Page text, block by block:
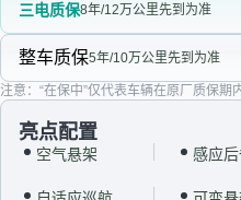
三电质保8年/12万公里先到为准
整车质保5年/10万公里先到为准
注意：“在保中”仅代表车辆在原厂质保
亮点配置
空气悬架 感应